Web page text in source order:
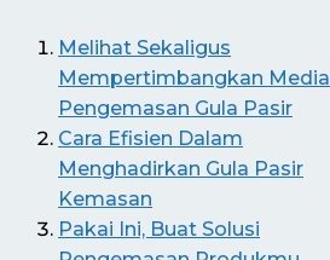
Melihat Sekaligus
Mempertimbangkan Media
Pengemasan Gula Pasir
Cara Efisien Dalam
Menghadirkan Gula Pasir
Kemasan
Pakai Ini, Buat Solusi